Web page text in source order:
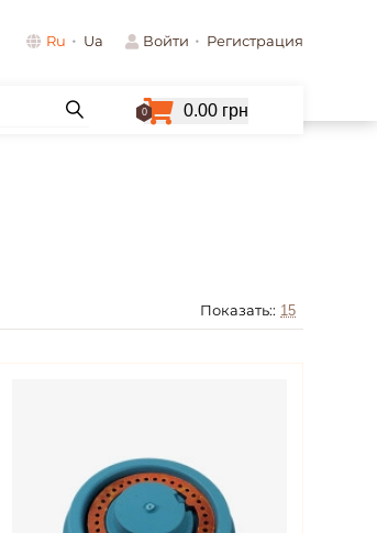
Ru Ua Войти Регистрация
0 0.00 грн
Показать::